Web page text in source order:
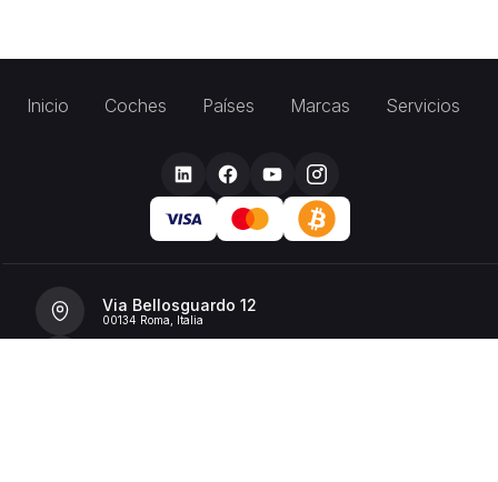
Inicio Coches Países Marcas Servicios
Via Bellosguardo 12
00134 Roma, Italia